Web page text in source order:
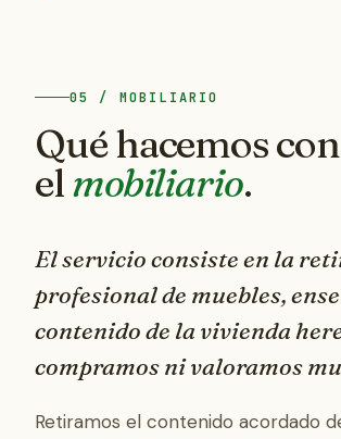
05 / MOBILIARIO
Qué hacemos con
elmobiliario.
El servicio consiste en la
profesional de muebles,
contenido de la vivienda
compramos ni valoramos
Retiramos el contenido acordado